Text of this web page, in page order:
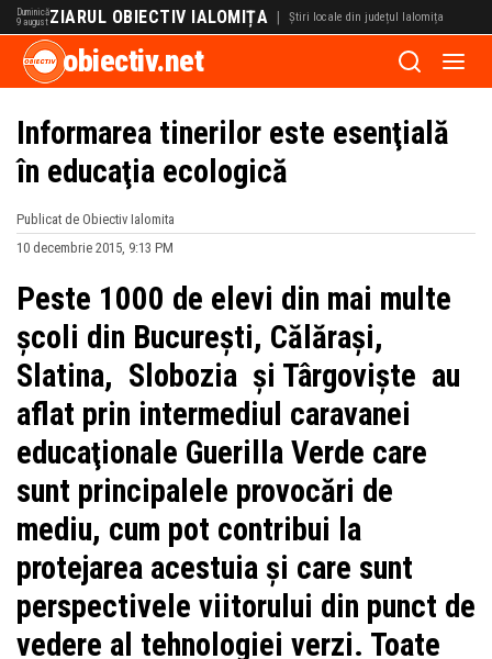
Duminică
9 august ZIARUL OBIECTIV IALOMIȚA | Știri locale din județul Ialomița
obiectiv.net
Informarea tinerilor este esenţială
în educaţia ecologică
Publicat de Obiectiv Ialomita
10 decembrie 2015, 9:13 PM
Peste 1000 de elevi din mai multe
şcoli din Bucureşti, Călăraşi,
Slatina, Slobozia şi Târgovişte au
aflat prin intermediul caravanei
educaţionale Guerilla Verde care
sunt principalele provocări de
mediu, cum pot contribui la
protejarea acestuia şi care sunt
perspectivele viitorului din punct de
vedere al tehnologiei verzi. Toate